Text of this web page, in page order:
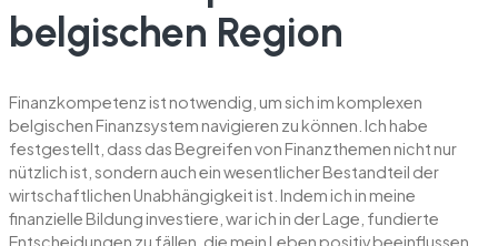
belgischen Region
Finanzkompetenz ist notwendig, um sich im komplexen
belgischen Finanzsystem navigieren zu können. Ich habe
festgestellt, dass das Begreifen von Finanzthemen nicht nur
nützlich ist, sondern auch ein wesentlicher Bestandteil der
wirtschaftlichen Unabhängigkeit ist. Indem ich in meine
finanzielle Bildung investiere, war ich in der Lage, fundierte
Entscheidungen zu fällen, die mein Leben positiv beeinflussen.